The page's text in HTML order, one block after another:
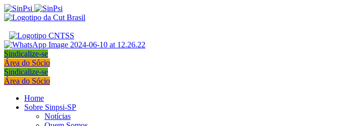
Sindicalize-se
Área do Sócio
Sindicalize-se
Área do Sócio
Home
Sobre Sinpsi-SP
Notícias